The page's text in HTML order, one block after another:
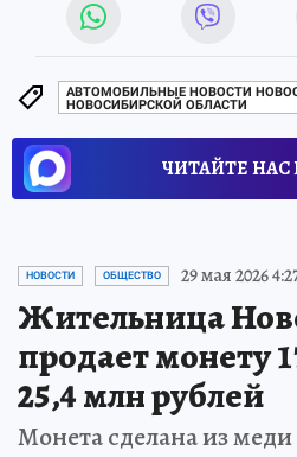
АВТОМОБИЛЬНЫЕ НОВОСТИ
НОВОСИБИРСКОЙ ОБЛАСТИ
ЧИТАЙТЕ НАС
НОВОСТИ ОБЩЕСТВО 29 мая 2026
Жительница
продает монету
25,4 млн рублей
Монета сделана из